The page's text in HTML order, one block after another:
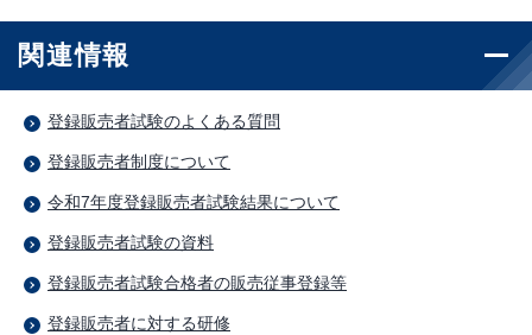
関連情報
登録販売者試験のよくある質問
登録販売者制度について
令和7年度登録販売者試験結果について
登録販売者試験の資料
登録販売者試験合格者の販売従事登録等
登録販売者に対する研修